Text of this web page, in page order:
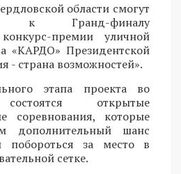
области смогут
к Гранд-финалу
премии уличной
«КАРДО» Президентской
- страна возможностей».
этапа проекта во
открытые
соревнования, которые
дополнительный шанс
побороться за место в
сетке.